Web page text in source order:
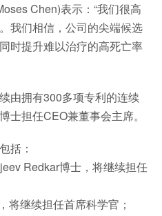
Chen)表示：“我们很高
我们相信，公司的尖端候选
时提升难以治疗的高死亡率
由拥有300多项专利的连续
士担任CEO兼董事会主席。
括：
Redkar博士，将继续担任
继续担任首席科学官；